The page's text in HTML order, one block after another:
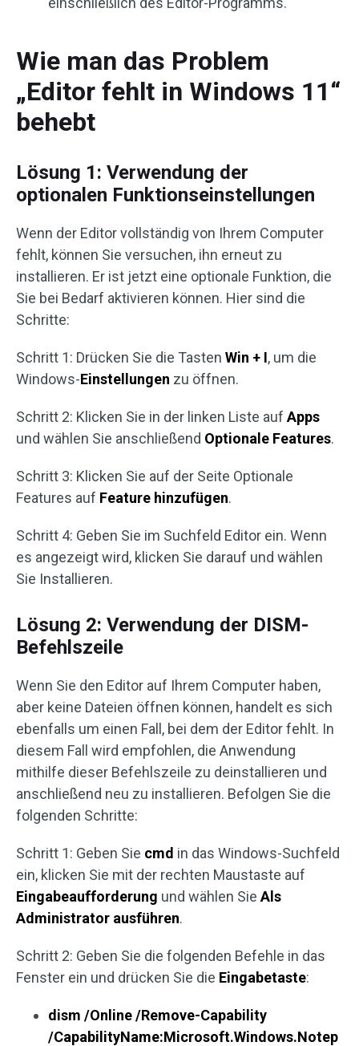
Wie man das Problem
„Editor fehlt in Windows 11“
behebt
Lösung 1: Verwendung der
optionalen Funktions­einstellungen
Wenn der Editor vollständig von Ihrem Computer
fehlt, können Sie versuchen, ihn erneut zu
installieren. Er ist jetzt eine optionale Funktion, die
Sie bei Bedarf aktivieren können. Hier sind die
Schritte:
Schritt 1: Drücken Sie die Tasten Win + I, um die
Windows-Einstellungen zu öffnen.
Schritt 2: Klicken Sie in der linken Liste auf Apps
und wählen Sie anschließend Optionale Features.
Schritt 3: Klicken Sie auf der Seite Optionale
Features auf Feature hinzufügen.
Schritt 4: Geben Sie im Suchfeld Editor ein. Wenn
es angezeigt wird, klicken Sie darauf und wählen
Sie Installieren.
Lösung 2: Verwendung der DISM-
Befehlszeile
Wenn Sie den Editor auf Ihrem Computer haben,
aber keine Dateien öffnen können, handelt es sich
ebenfalls um einen Fall, bei dem der Editor fehlt. In
diesem Fall wird empfohlen, die Anwendung
mithilfe dieser Befehlszeile zu deinstallieren und
anschließend neu zu installieren. Befolgen Sie die
folgenden Schritte:
Schritt 1: Geben Sie cmd in das Windows-Suchfeld
ein, klicken Sie mit der rechten Maustaste auf
Eingabeaufforderung und wählen Sie Als
Administrator ausführen.
Schritt 2: Geben Sie die folgenden Befehle in das
Fenster ein und drücken Sie die Eingabetaste:
dism /Online /Remove-Capability
/CapabilityName:Microsoft.Windows.Notep